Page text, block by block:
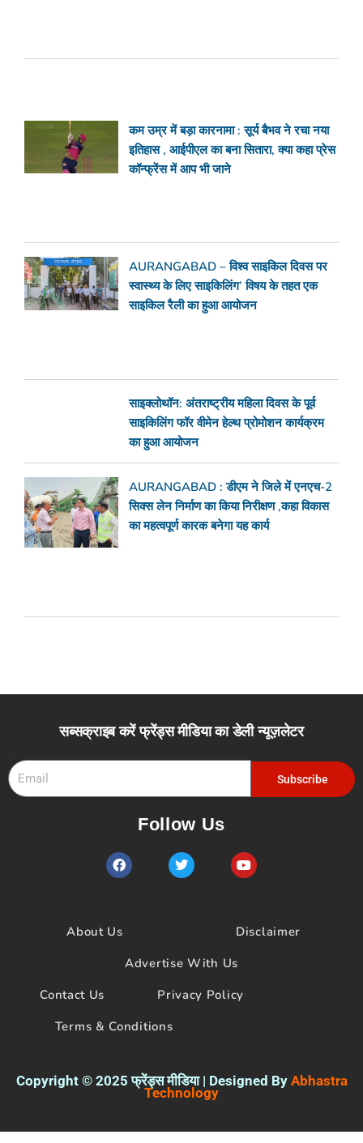
कम उम्र में बड़ा कारनामा : सूर्य बैभव ने रचा नया
इतिहास , आईपीएल का बना सितारा, क्या कहा प्रेस
कॉन्फ्रेंस में आप भी जाने
AURANGABAD – विश्व साइकिल दिवस पर
स्वास्थ्य के लिए साइकिलिंग’ विषय के तहत एक
साइकिल रैली का हुआ आयोजन
साइक्लोथॉन: अंतराष्ट्रीय महिला दिवस के पूर्व
साइकिलिंग फॉर वीमेन हेल्थ प्रोमोशन कार्यक्रम
का हुआ आयोजन
AURANGABAD : डीएम ने जिले में एनएच-2
सिक्स लेन निर्माण का किया निरीक्षण ,कहा विकास
का महत्वपूर्ण कारक बनेगा यह कार्य
सब्सक्राइब करें फ्रेंड्स मीडिया का डेली न्यूज़लेटर
Subscribe
Follow Us
F
a
c
o
T
w
i
Y
o
u
e
About Us
Disclaimer
Advertise With Us
Contact Us
Privacy Policy
Terms & Conditions
Copyright © 2025 फ्रेंड्स मीडिया | Designed By Abhastra
Technology